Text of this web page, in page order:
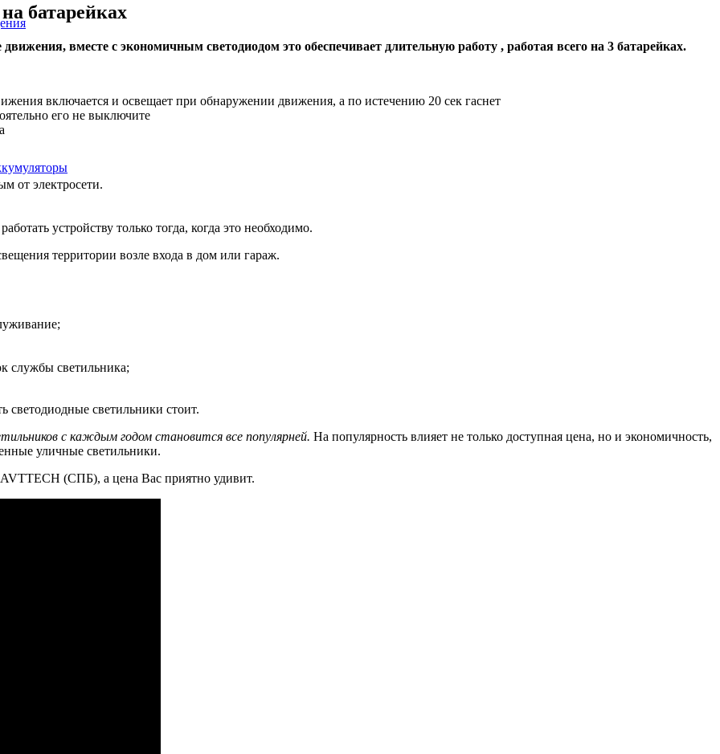
батарейках
вместе с экономичным светодиодом это обеспечивает длительную работу , работая всего на 3 батарейках.
включается и освещает при обнаружении движения, а по истечению 20 сек гаснет
его не выключите
от электросети.
устройству только тогда, когда это необходимо.
территории возле входа в дом или гараж.
службы светильника;
светодиодные светильники стоит.
с каждым годом становится все популярней. На популярность влияет не только доступная цена, но и экономичность,
уличные светильники.
(СПБ), а цена Вас приятно удивит.